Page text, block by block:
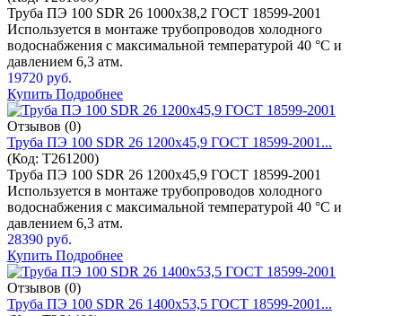
Труба ПЭ 100 SDR 26 1000x38,2 ГОСТ 18599-2001
Используется в монтаже трубопроводов холодного
водоснабжения с максимальной температурой 40 °C и
давлением 6,3 атм.
19720 руб.
Купить Подробнее
Отзывов (0)
Труба ПЭ 100 SDR 26 1200x45,9 ГОСТ 18599-2001...
(Код: T261200)
Труба ПЭ 100 SDR 26 1200x45,9 ГОСТ 18599-2001
Используется в монтаже трубопроводов холодного
водоснабжения с максимальной температурой 40 °C и
давлением 6,3 атм.
28390 руб.
Купить Подробнее
Отзывов (0)
Труба ПЭ 100 SDR 26 1400x53,5 ГОСТ 18599-2001...